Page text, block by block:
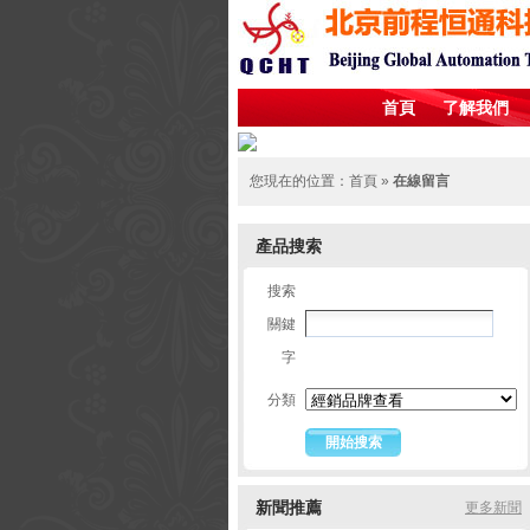
首頁 了解我們
您現在的位置： 首頁 » 在線留言
產品搜索
搜索
關鍵
字
分類
新聞推薦 更多新聞